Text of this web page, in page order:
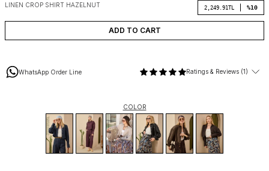
LINEN CROP SHIRT HAZELNUT 2,249.91 TL %10
ADD TO CART
WhatsApp Order Line Ratings & Reviews (1)
COLOR